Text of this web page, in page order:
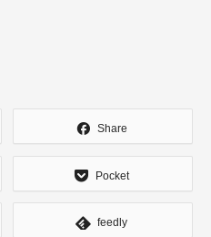
Share
Pocket
feedly